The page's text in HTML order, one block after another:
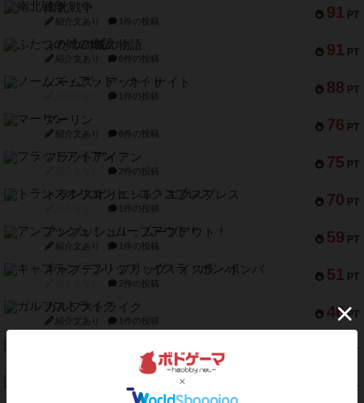
91 PT
南北戦争
紹介文あり 1件の投稿
91 PT
ふたつの城の物語
紹介文あり 6件の投稿
88 PT
ノームズ・アット・ナイト
1件の投稿
76 PT
マーリン
紹介文あり 6件の投稿
75 PT
フラットアイアン
2件の投稿
70 PT
トランスオリエント・エクスプレス
1件の投稿
59 PT
アンブッシュ！：ムーブアウト！
紹介文あり 1件の投稿
51 PT
キャプテン・フリップ：イスラ・ボンバ
2件の投稿
46 PT
ガルフストライク
紹介文あり 1件の投稿
PT
8件の投稿
PT
12件の投稿